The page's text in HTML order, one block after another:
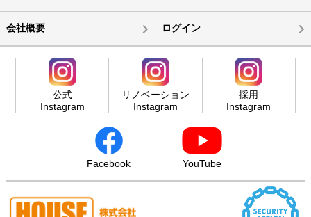
会社概要 ログイン
公式
Instagram
リノベーション
Instagram
採用
Instagram
Facebook YouTube